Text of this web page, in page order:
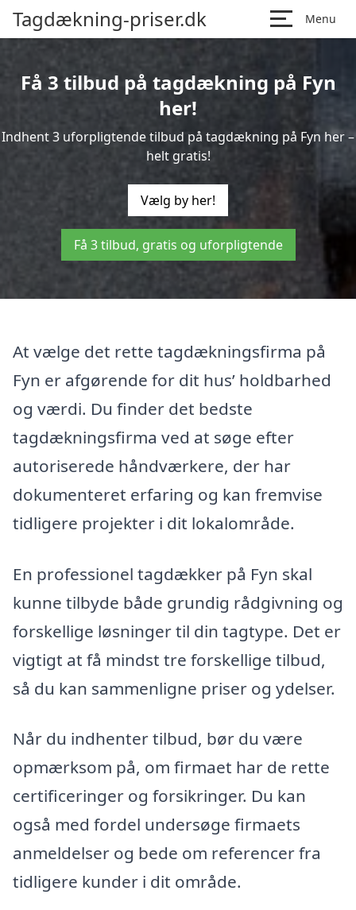
Tagdækning-priser.dk Menu
Få 3 tilbud på tagdækning på Fyn
her!
Indhent 3 uforpligtende tilbud på tagdækning på Fyn her –
helt gratis!
Vælg by her!
Få 3 tilbud, gratis og uforpligtende
At vælge det rette tagdækningsfirma på
Fyn er afgørende for dit hus’ holdbarhed
og værdi. Du finder det bedste
tagdækningsfirma ved at søge efter
autoriserede håndværkere, der har
dokumenteret erfaring og kan fremvise
tidligere projekter i dit lokalområde.
En professionel tagdækker på Fyn skal
kunne tilbyde både grundig rådgivning og
forskellige løsninger til din tagtype. Det er
vigtigt at få mindst tre forskellige tilbud,
så du kan sammenligne priser og ydelser.
Når du indhenter tilbud, bør du være
opmærksom på, om firmaet har de rette
certificeringer og forsikringer. Du kan
også med fordel undersøge firmaets
anmeldelser og bede om referencer fra
tidligere kunder i dit område.